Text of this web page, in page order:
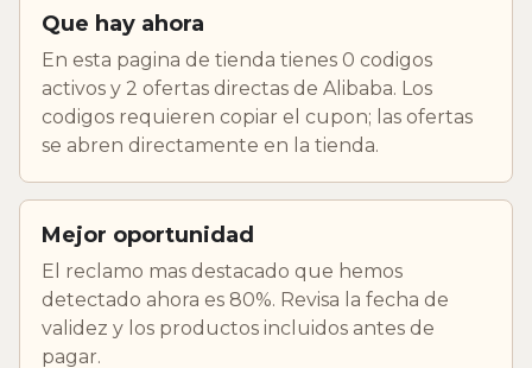
Que hay ahora
En esta pagina de tienda tienes 0 codigos
activos y 2 ofertas directas de Alibaba. Los
codigos requieren copiar el cupon; las ofertas
se abren directamente en la tienda.
Mejor oportunidad
El reclamo mas destacado que hemos
detectado ahora es 80%. Revisa la fecha de
validez y los productos incluidos antes de
pagar.